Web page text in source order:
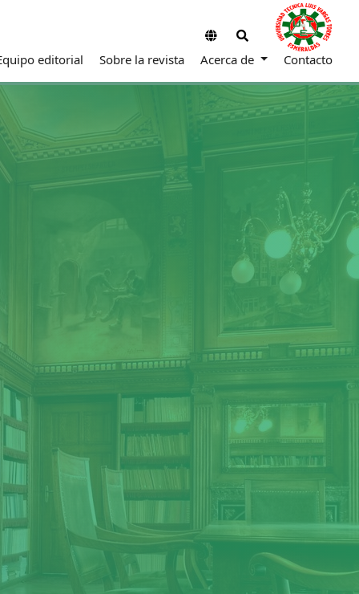
editorial Sobre la revista Acerca de Contacto